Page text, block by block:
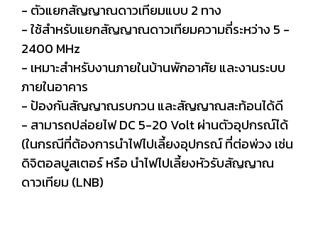
- ตัวแยกสัญญาณดาวเทียมแบบ 2 ทาง
- ใช้สำหรับแยกสัญญาณดาวเทียมความถี่ระหว่าง 5 -
2400 MHz
- เหมาะสำหรับงานภายในบ้านพักอาศัย และงานระบบ
ภายในอาคาร
- ป้องกันสัญญาณรบกวน และสัญญาณสะท้อนได้ดี
- สามารถปล่อยไฟ DC 5-20 Volt ผ่านตัวอุปกรณ์ได้
(ในกรณีที่ต้องการนำไฟไปเลี้ยงอุปกรณ์ ที่ต่อพ่วง เช่น
ดิจิตอลบูสเตอร์ หรือ นำไฟไปเลี้ยงหัวรับสัญญาณ
ดาวเทียม (LNB)